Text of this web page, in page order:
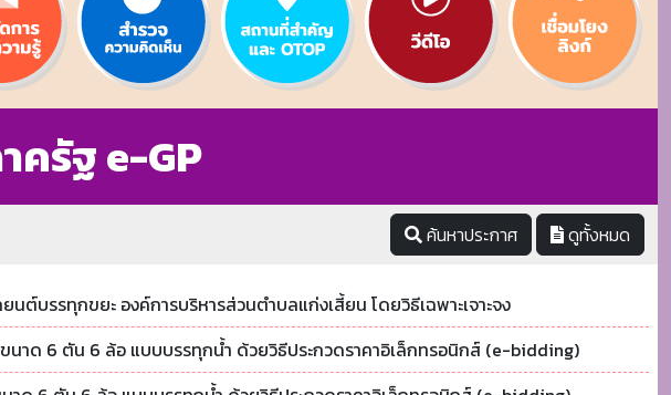
ครัฐ e-GP
ค้นหาประกาศ ดูทั้งหมด
ต์บรรทุกขยะ องค์การบริหารส่วนตำบลแก่งเสี้ยน โดยวิธีเฉพาะเจาะจง
นาด 6 ตัน 6 ล้อ แบบบรรทุกน้ำ ด้วยวิธีประกวดราคาอิเล็กทรอนิกส์ (e-bidding)